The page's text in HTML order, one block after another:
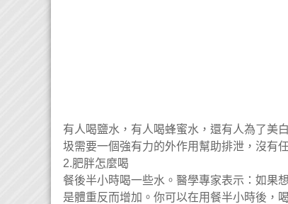
有人喝鹽水，有人喝蜂蜜水，還有人為了
圾需要一個強有力的外作用幫助排泄，沒有
2.肥胖怎麼喝
餐後半小時喝一些水。醫學專家表示：如果
是體重反而增加。你可以在用餐半小時後，